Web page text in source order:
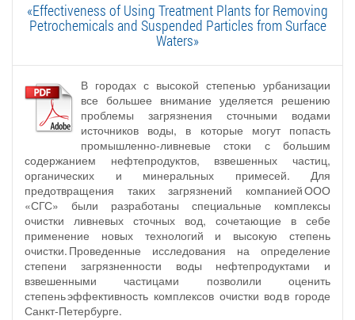
«Effectiveness of Using Treatment Plants for Removing
Petrochemicals and Suspended Particles from Surface
Waters»
В городах с высокой степенью урбанизации
все большее внимание уделяется решению
проблемы загрязнения сточными водами
источников воды, в которые могут попасть
промышленно-ливневые стоки с большим
содержанием нефтепродуктов, взвешенных частиц,
органических и минеральных примесей. Для
предотвращения таких загрязнений компанией ООО
«СГС» были разработаны специальные комплексы
очистки ливневых сточных вод, сочетающие в себе
применение новых технологий и высокую степень
очистки. Проведенные исследования на определение
степени загрязненности воды нефтепродуктами и
взвешенными частицами позволили оценить
степень эффективность комплексов очистки вод в городе
Санкт-Петербурге.